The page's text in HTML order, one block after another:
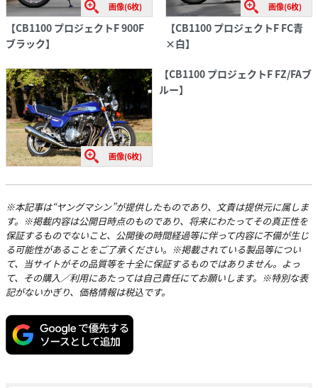
画像(6枚)
【CB1100 プロジェクトF900F
ブラック】
画像(6枚)
【CB1100 プロジェクトF FC青
×白】
画像(6枚)
【CB1100 プロジェクトF FZ/FAブ
ルー】
※本記事は“ヤングマシン”が提供したものであり、文責は提供元に属しま
す。※掲載内容は公開日時点のものであり、将来にわたってその真正性を
保証するものでないこと、公開後の時間経過等に伴って内容に不備が生じ
る可能性があることをご了承ください。※掲載されている製品等につい
て、当サイトがその品質等を十全に保証するものではありません。よっ
て、その購入／利用にあたっては自己責任にてお願いします。※特別な表
記がないかぎり、価格情報は税込です。